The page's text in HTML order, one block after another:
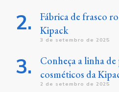
Fábrica de frasco
Kipack
3 de setembro de 2025
Conheça a linha
cosméticos da
2 de setembro de 2025